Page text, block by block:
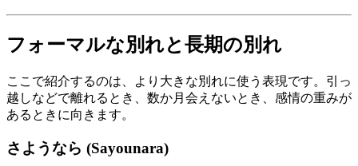
フォーマルな別れと長期の別れ
ここで紹介するのは、より大きな別れに使う表現です。引っ
越しなどで離れるとき、数か月会えないとき、感情の重みが
あるときに向きます。
さようなら (Sayounara)